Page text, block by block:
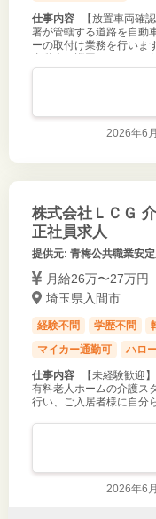
仕事内容
【放置車両確
署が管轄する道路を自動
ーの取付け業務を行いま
自動車で巡回します。
（ステッカー）
2026年6
株式会社ＬＣＧ
正社員求人
提供元: 青梅公共職業安
月給26万〜27万円
埼玉県入間市
経験不問 学歴不問
マイカー通勤可
ハロ
仕事内容
【未経験歓迎
有料老人ホームの介護ス
行い、ご入居者様に自分
事・服薬・排泄
2026年6